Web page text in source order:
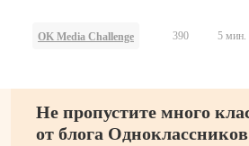
OK Media Challenge 390 5 мин.
Не пропустите много
от блога